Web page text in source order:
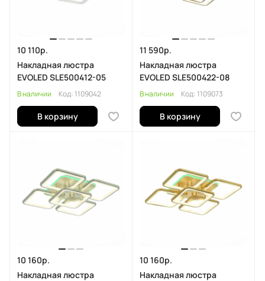
10 110р.
Накладная люстра
EVOLED SLE500412-05
В наличии Код: 1109042
В корзину
11 590р.
Накладная люстра
EVOLED SLE500422-08
В наличии Код: 1109073
В корзину
10 160р.
Накладная люстра
10 160р.
Накладная люстра